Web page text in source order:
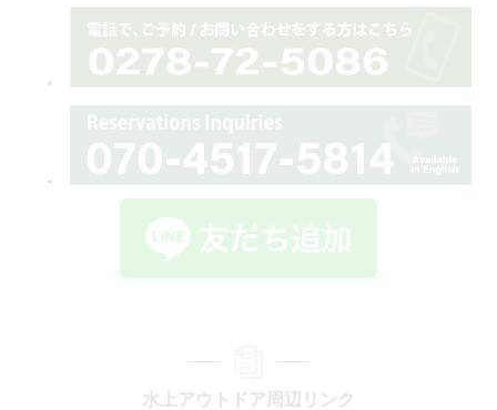
水上アウトドア周辺リンク